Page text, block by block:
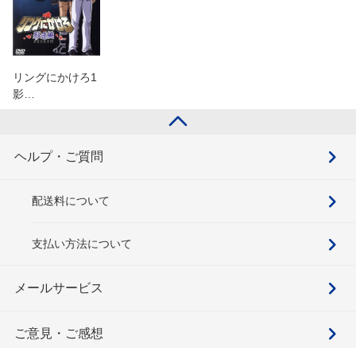
リングにかけろ1
影…
ヘルプ・ご質問
配送料について
支払い方法について
メールサービス
ご意見・ご感想